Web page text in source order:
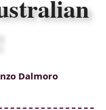
Dalmoro